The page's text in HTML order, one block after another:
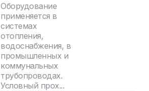
Оборудование
применяется в
системах
отопления,
водоснабжения, в
промышленных и
коммунальных
трубопроводах.
Условный прох...